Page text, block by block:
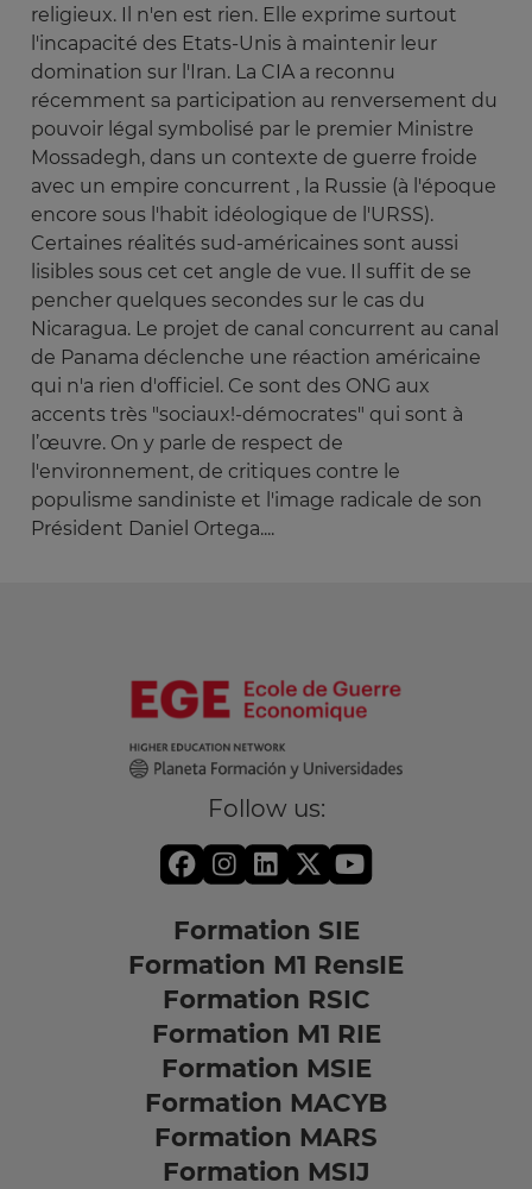
religieux. Il n'en est rien. Elle exprime surtout
l'incapacité des Etats-Unis à maintenir leur
domination sur l'Iran. La CIA a reconnu
récemment sa participation au renversement du
pouvoir légal symbolisé par le premier Ministre
Mossadegh, dans un contexte de guerre froide
avec un empire concurrent , la Russie (à l'époque
encore sous l'habit idéologique de l'URSS).
Certaines réalités sud-américaines sont aussi
lisibles sous cet cet angle de vue. Il suffit de se
pencher quelques secondes sur le cas du
Nicaragua. Le projet de canal concurrent au canal
de Panama déclenche une réaction américaine
qui n'a rien d'officiel. Ce sont des ONG aux
accents très "sociaux!-démocrates" qui sont à
l’œuvre. On y parle de respect de
l'environnement, de critiques contre le
populisme sandiniste et l'image radicale de son
Président Daniel Ortega....
Follow us:
Formation SIE
Formation M1 RensIE
Formation RSIC
Formation M1 RIE
Formation MSIE
Formation MACYB
Formation MARS
Formation MSIJ